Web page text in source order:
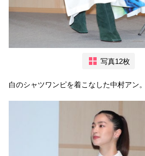
写真12枚
白のシャツワンピを着こなした中村アン。